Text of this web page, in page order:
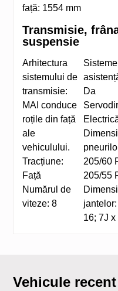
față: 1554 mm
Transmisie,
suspensie
Arhitectura
sistemului de
transmisie:
MAI conduce
roțile din față
ale
vehiculului.
Tracțiune:
Față
Numărul de
viteze:8
Da
205/60
205/55
16; 7J x
Vehicule